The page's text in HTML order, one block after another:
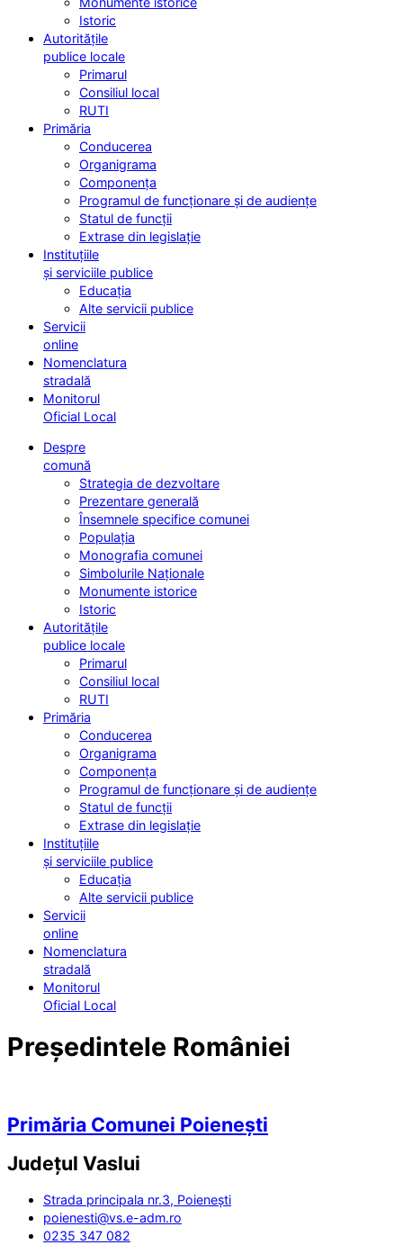
Istoric
Autoritățile
publice locale
Primarul
Consiliul local
RUTI
Primăria
Conducerea
Organigrama
Componența
Programul de funcționare și de audiențe
Statul de funcții
Extrase din legislație
Instituțiile
și serviciile publice
Educația
Alte servicii publice
Servicii
online
Nomenclatura
stradală
Monitorul
Oficial Local
Despre
comună
Strategia de dezvoltare
Prezentare generală
Însemnele specifice comunei
Populația
Monografia comunei
Simbolurile Naționale
Monumente istorice
Istoric
Autoritățile
publice locale
Primarul
Consiliul local
RUTI
Primăria
Conducerea
Organigrama
Componența
Programul de funcționare și de audiențe
Statul de funcții
Extrase din legislație
Instituțiile
și serviciile publice
Educația
Alte servicii publice
Servicii
online
Nomenclatura
stradală
Monitorul
Oficial Local
Președintele României
Primăria Comunei Poienești
Județul Vaslui
Strada principala nr.3, Poienești
poienesti@vs.e-adm.ro
0235 347 082